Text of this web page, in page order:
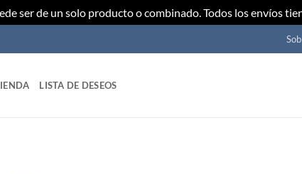
ser de un solo producto o combinado. Todos los envíos
LISTA DE DESEOS